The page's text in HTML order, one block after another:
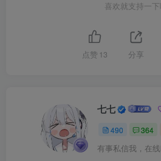
喜欢就支持一
点赞 13 分享
七七
490 364
有事私信我，在